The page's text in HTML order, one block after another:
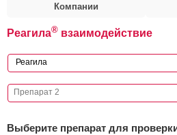
Компании
Реагила® взаимодействие
Выберите препарат для